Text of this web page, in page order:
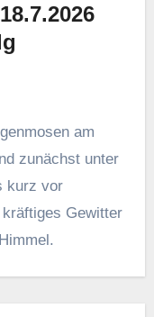
am
zunächst unter
kurz vor
Gewitter